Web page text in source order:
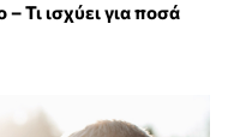
Τι ισχύει για ποσά